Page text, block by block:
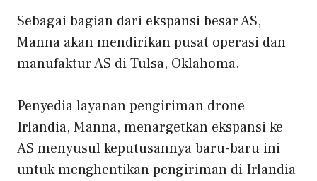
Sebagai bagian dari ekspansi besar AS,
Manna akan mendirikan pusat operasi dan
manufaktur AS di Tulsa, Oklahoma.
Penyedia layanan pengiriman drone
Irlandia, Manna, menargetkan ekspansi ke
AS menyusul keputusannya baru-baru ini
untuk menghentikan pengiriman di Irlandia